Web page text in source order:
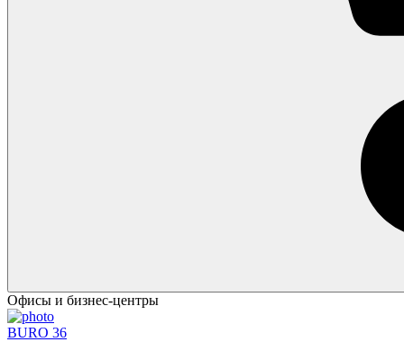
Офисы и бизнес-центры
BURO 36